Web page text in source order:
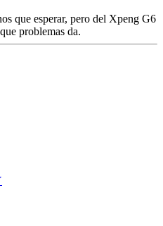
que esperar, pero del Xpeng G6
problemas da.